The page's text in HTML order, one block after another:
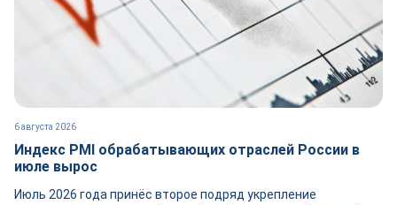
6 августа 2026
Индекс PMI обрабатывающих отраслей России в
июле вырос
Июль 2026 года принёс второе подряд укрепление